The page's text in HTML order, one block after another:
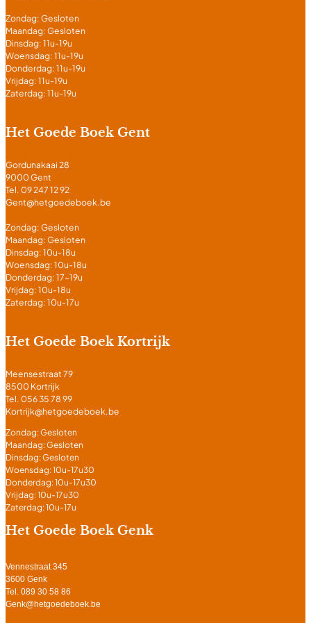
Zondag: Gesloten
Maandag: Gesloten
Dinsdag: 11u-19u
Woensdag: 11u-19u
Donderdag: 11u-19u
Vrijdag: 11u-19u
Zaterdag: 11u-19u
Het Goede Boek Gent
Gordunakaai 28
9000 Gent
Tel. 09 247 12 92
Gent@hetgoedeboek.be
Zondag: Gesloten
Maandag: Gesloten
Dinsdag: 10u-18u
Woensdag: 10u-18u
Donderdag: 17-19u
Vrijdag: 10u-18u
Zaterdag: 10u-17u
Het Goede Boek Kortrijk
Meensestraat 79
8500 Kortrijk
Tel. 056 35 78 99
Kortrijk@hetgoedeboek.be
Zondag: Gesloten
Maandag: Gesloten
Dinsdag: Gesloten
Woensdag: 10u-17u30
Donderdag: 10u-17u30
Vrijdag: 10u-17u30
Zaterdag: 10u-17u
Het Goede Boek Genk
Vennestraat 345
3600 Genk
Tel. 089 30 58 86
Genk@hetgoedeboek.be